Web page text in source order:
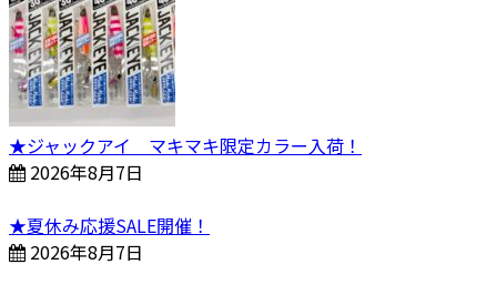
★ジャックアイ マキマキ限定カラー入荷！
2026年8月7日
★夏休み応援SALE開催！
2026年8月7日